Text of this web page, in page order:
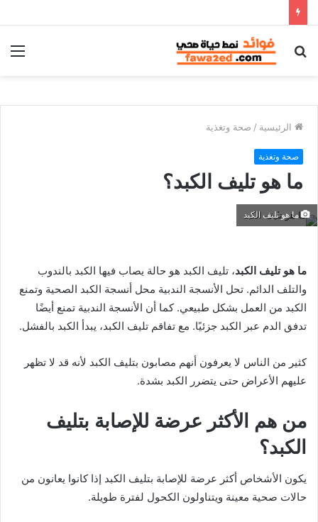
بحث
الرئيسية / صحة وتغذية
صحة وتغذية
ما هو تليف الكبد؟
ما هو تليف الكبد
ما هو تليف الكبد، تليف الكبد هو حالة يصاب فيها الكبد بالندوب
والتلف الدائم. تحل الأنسجة الندبية محل أنسجة الكبد الصحية وتمنع
الكبد من العمل بشكل طبيعي. كما أن الأنسجة الندبية تمنع أيضًا
تدفق الدم عبر الكبد جزئيًا. مع تفاقم تليف الكبد، يبدأ الكبد بالفشل.
كثير من الناس لا يعرفون أنهم مصابون بتليف الكبد لأنه قد لا تظهر
عليهم الأعراض حتى يتضرر الكبد بشدة.
من هم الأكثر عرضة للإصابة بتليف
الكبد؟
يكون الأشخاص أكثر عرضة للإصابة بتليف الكبد إذا كانوا يعانون من
حالات صحية معينة ويتناولون الكحول لفترة طويلة.